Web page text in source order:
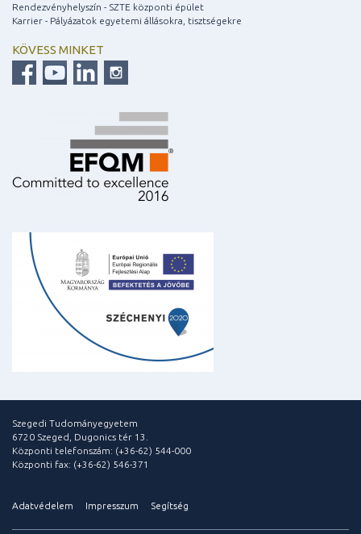
Rendezvényhelyszín - SZTE központi épület
Karrier - Pályázatok egyetemi állásokra, tisztségekre
KÖVESS MINKET
Szegedi Tudományegyetem
6720 Szeged, Dugonics tér 13.
Központi telefonszám: (+36-62) 544-000
Központi fax: (+36-62) 546-371
Adatvédelem Impresszum Segítség